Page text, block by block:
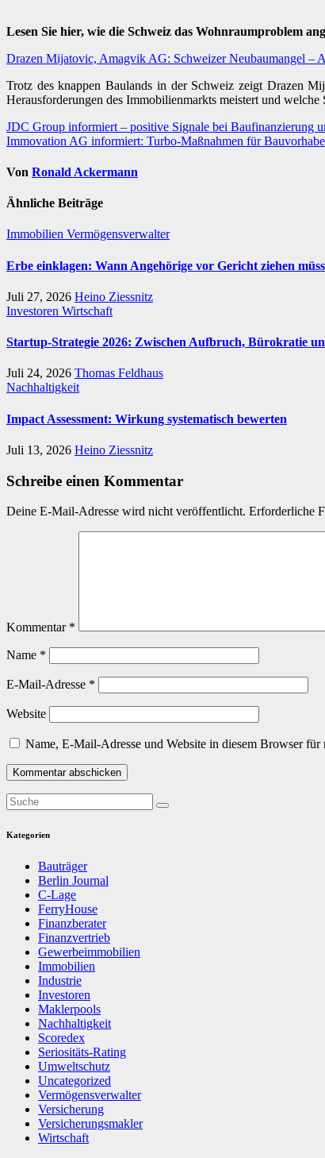
Lesen Sie hier, wie die Schweiz das Wohnraumproblem
Drazen Mijatovic, Amagvik AG: Schweizer Neubaumangel –
Trotz des knappen Baulands in der Schweiz zeigt Drazen
Herausforderungen des Immobilienmarkts meistert und
Beitragsnavigation
JDC Group informiert – positive Signale bei Baufinanzierung
Immovation AG informiert: Turbo-Maßnahmen für
Von Ronald Ackermann
Ähnliche Beiträge
Immobilien Vermögensverwalter
Erbe einklagen: Wann Angehörige vor Gericht ziehen
Juli 27, 2026 Heino Ziessnitz
Investoren Wirtschaft
Startup-Strategie 2026: Zwischen Aufbruch, Bürokratie
Juli 24, 2026 Thomas Feldhaus
Nachhaltigkeit
Impact Assessment: Wirkung systematisch bewerten
Juli 13, 2026 Heino Ziessnitz
Schreibe einen Kommentar
Deine E-Mail-Adresse wird nicht veröffentlicht. Erforderliche
Kommentar *
Name *
E-Mail-Adresse *
Website
Name, E-Mail-Adresse und Website in diesem Browser für
Kategorien
Bauträger
Berlin Journal
C-Lage
FerryHouse
Finanzberater
Finanzvertrieb
Gewerbeimmobilien
Immobilien
Industrie
Investoren
Maklerpools
Nachhaltigkeit
Scoredex
Seriositäts-Rating
Umweltschutz
Uncategorized
Vermögensverwalter
Versicherung
Versicherungsmakler
Wirtschaft